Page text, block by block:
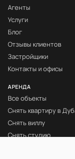
Агенты
Услуги
Блог
Отзывы клиентов
Застройщики
Контакты и офисы
АРЕНДА
Все объекты
Снять квартиру в
Снять виллу
Снять студию